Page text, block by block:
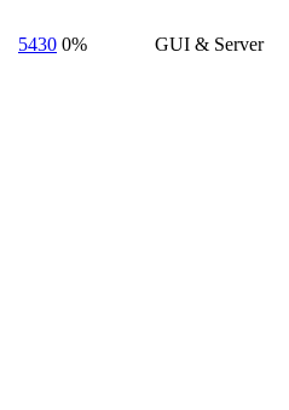
5430 0% GUI & Server